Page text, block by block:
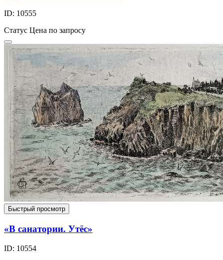
ID: 10555
Статус Цена по запросу
Быстрый просмотр
«В санатории. Утёс»
ID: 10554